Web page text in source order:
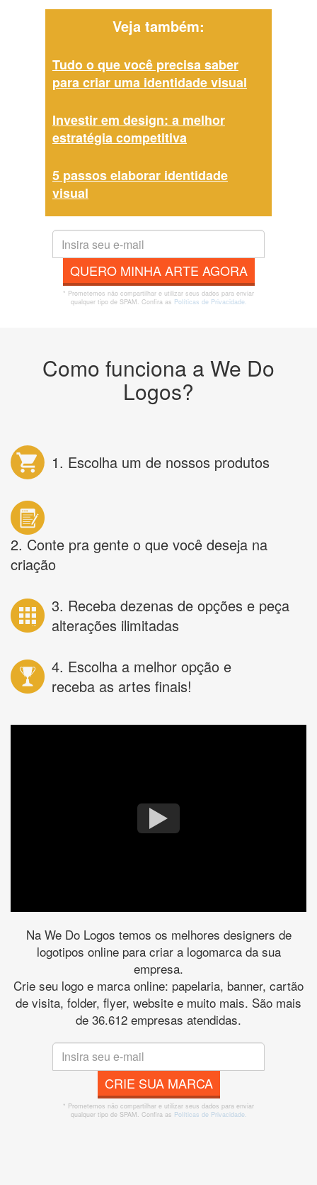
Veja também:
Tudo o que você precisa saber
para criar uma identidade visual
Investir em design: a melhor
estratégia competitiva
5 passos elaborar identidade
visual
QUERO MINHA ARTE AGORA
* Prometemos não compartilhar e utilizar seus dados para enviar
qualquer tipo de SPAM. Confira as Políticas de Privacidade.
Como funciona a We Do
Logos?
1. Escolha um de nossos produtos
2. Conte pra gente o que você deseja na
criação
3. Receba dezenas de opções e peça
alterações ilimitadas
4. Escolha a melhor opção e
receba as artes finais!
Na We Do Logos temos os melhores designers de
logotipos online para criar a logomarca da sua
empresa.
Crie seu logo e marca online: papelaria, banner, cartão
de visita, folder, flyer, website e muito mais. São mais
de 36.612 empresas atendidas.
CRIE SUA MARCA
* Prometemos não compartilhar e utilizar seus dados para enviar
qualquer tipo de SPAM. Confira as Políticas de Privacidade.